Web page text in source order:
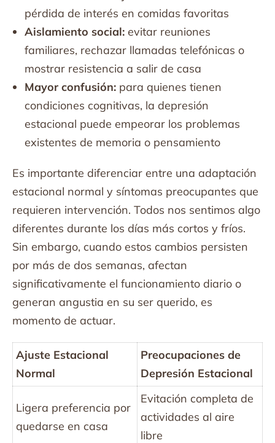
pérdida de interés en comidas favoritas
Aislamiento social: evitar reuniones
familiares, rechazar llamadas telefónicas o
mostrar resistencia a salir de casa
Mayor confusión: para quienes tienen
condiciones cognitivas, la depresión
estacional puede empeorar los problemas
existentes de memoria o pensamiento
Es importante diferenciar entre una adaptación
estacional normal y síntomas preocupantes que
requieren intervención. Todos nos sentimos algo
diferentes durante los días más cortos y fríos.
Sin embargo, cuando estos cambios persisten
por más de dos semanas, afectan
significativamente el funcionamiento diario o
generan angustia en su ser querido, es
momento de actuar.
Ajuste Estacional
Normal
Preocupaciones de
Depresión Estacional
Ligera preferencia por
quedarse en casa
Evitación completa de
actividades al aire
libre